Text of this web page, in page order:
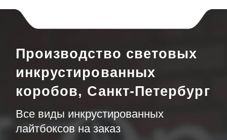
Производство световых
инкрустированных
коробов, Санкт-Петербург
Все виды инкрустированных
лайтбоксов на заказ